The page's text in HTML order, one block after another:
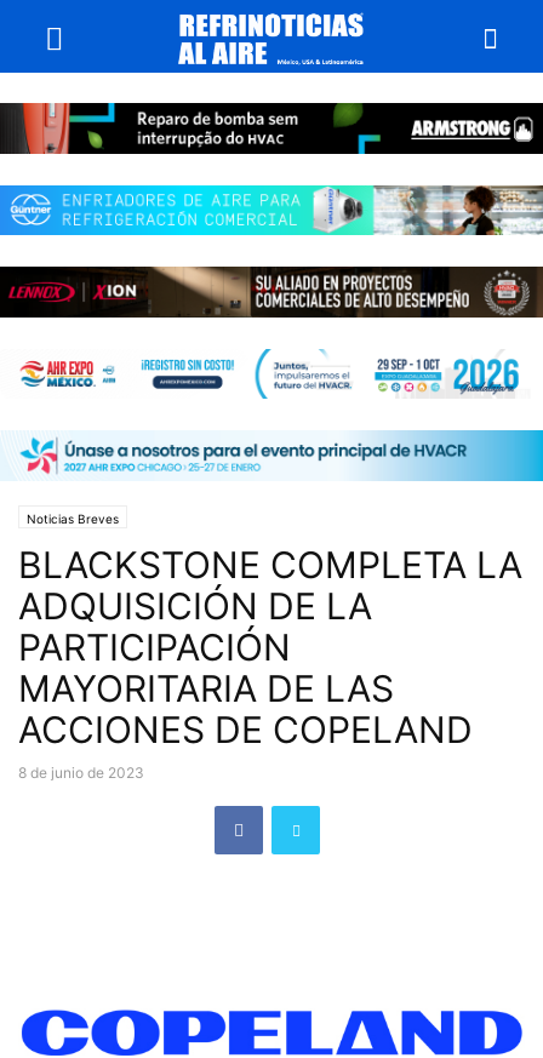
Noticias Breves
BLACKSTONE COMPLETA LA
ADQUISICIÓN DE LA
PARTICIPACIÓN
MAYORITARIA DE LAS
ACCIONES DE COPELAND
8 de junio de 2023